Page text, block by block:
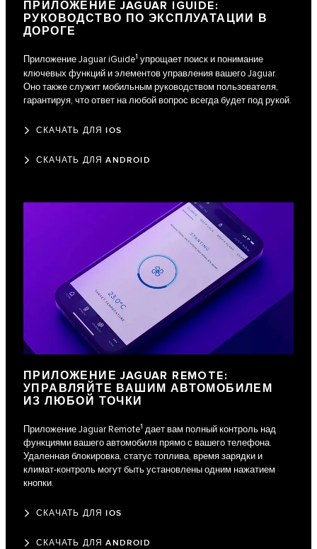
ПРИЛОЖЕНИЕ JAGUAR IGUIDE:
РУКОВОДСТВО ПО ЭКСПЛУАТАЦИИ В
ДОРОГЕ
Приложение Jaguar iGuide1 упрощает поиск и понимание
ключевых функций и элементов управления вашего Jaguar.
Оно также служит мобильным руководством пользователя,
гарантируя, что ответ на любой вопрос всегда будет под рукой.
СКАЧАТЬ ДЛЯ IOS
СКАЧАТЬ ДЛЯ ANDROID
ПРИЛОЖЕНИЕ JAGUAR REMOTE:
УПРАВЛЯЙТЕ ВАШИМ АВТОМОБИЛЕМ
ИЗ ЛЮБОЙ ТОЧКИ
Приложение Jaguar Remote1 дает вам полный контроль над
функциями вашего автомобиля прямо с вашего телефона.
Удаленная блокировка, статус топлива, время зарядки и
климат-контроль могут быть установлены одним нажатием
кнопки.
СКАЧАТЬ ДЛЯ IOS
СКАЧАТЬ ДЛЯ ANDROID